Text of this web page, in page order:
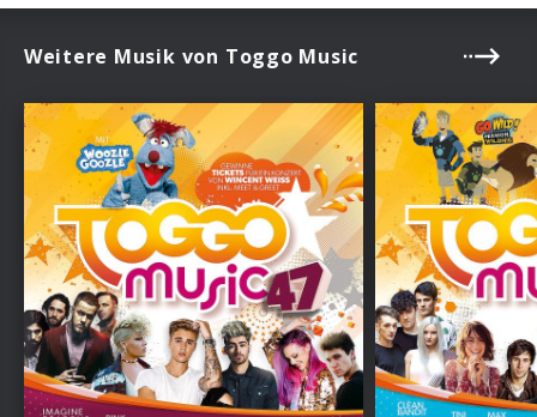
Weitere Musik von Toggo Music